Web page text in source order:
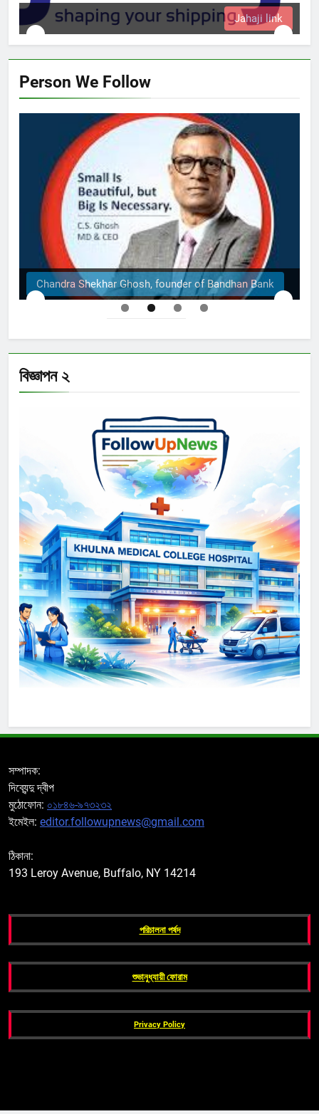
Jahaji link
Person We Follow
Bandhan Bank The Structural Engineers Ltd |
বিজ্ঞাপন ২
সম্পাদক:
দিব্যেন্দু দ্বীপ
মুঠোফোন: ০১৮৪৬-৯৭৩২৩২
ইমেইল: editor.followupnews@gmail.com
ঠিকানা:
193 Leroy Avenue, Buffalo, NY 14214
পরিচালনা পর্ষদ
শুভানুধ্যায়ী ফোরাম
Privacy Policy